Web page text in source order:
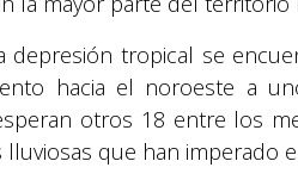
depresión tropical se
hacia el noroeste a
otros 18 entre los
lluviosas que han imperado